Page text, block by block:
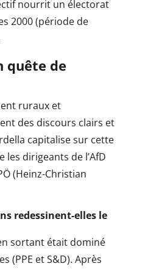
nourrit un électorat
2000 (période de
quête de
ruraux et
des discours clairs et
capitalise sur cette
dirigeants de l’AfD
(Heinz-Christian
redessinent-elles le
sortant était dominé
(PPE et S&D). Après